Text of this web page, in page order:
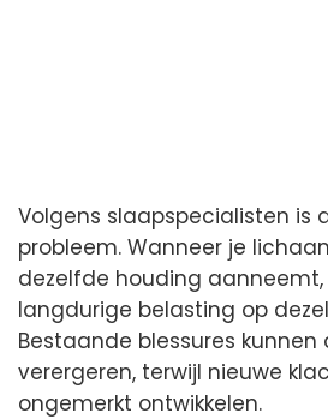
Volgens slaapspecialisten is
probleem. Wanneer je
dezelfde houding
langdurige belasting op
Bestaande blessures
verergeren, terwijl nieuwe
ongemerkt ontwikkelen.